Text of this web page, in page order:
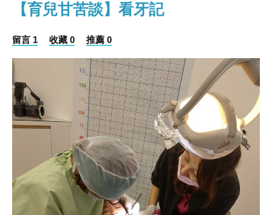
【育兒甘苦談】看牙記
留言 1 收藏 0 推薦 0